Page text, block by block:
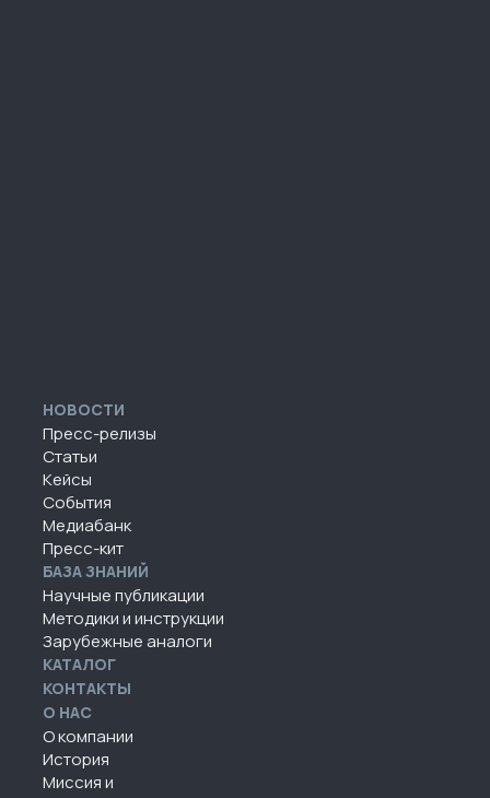
НОВОСТИ
Пресс-релизы
Статьи
Кейсы
События
Медиабанк
Пресс-кит
БАЗА ЗНАНИЙ
Научные публикации
Методики и инструкции
Зарубежные аналоги
КАТАЛОГ
КОНТАКТЫ
О НАС
О компании
История
Миссия и